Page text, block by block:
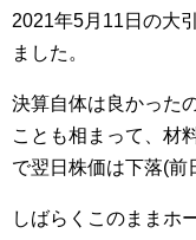
2021年5月11日の大
ました。
決算自体は良かった
ことも相まって、材
で翌日株価は下落(前
しばらくこのままホ